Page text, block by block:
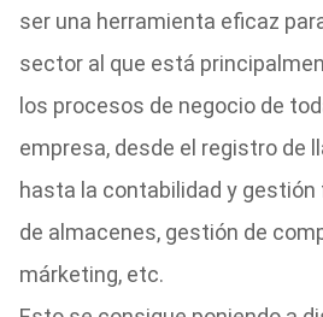
ser una herramienta eficaz
sector al que está
los procesos de negocio de
empresa, desde el registro de
hasta la contabilidad y gestión
de almacenes, gestión de
márketing, etc.